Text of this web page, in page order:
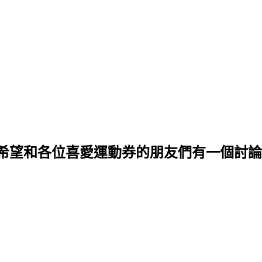
望和各位喜愛運動券的朋友們有一個討